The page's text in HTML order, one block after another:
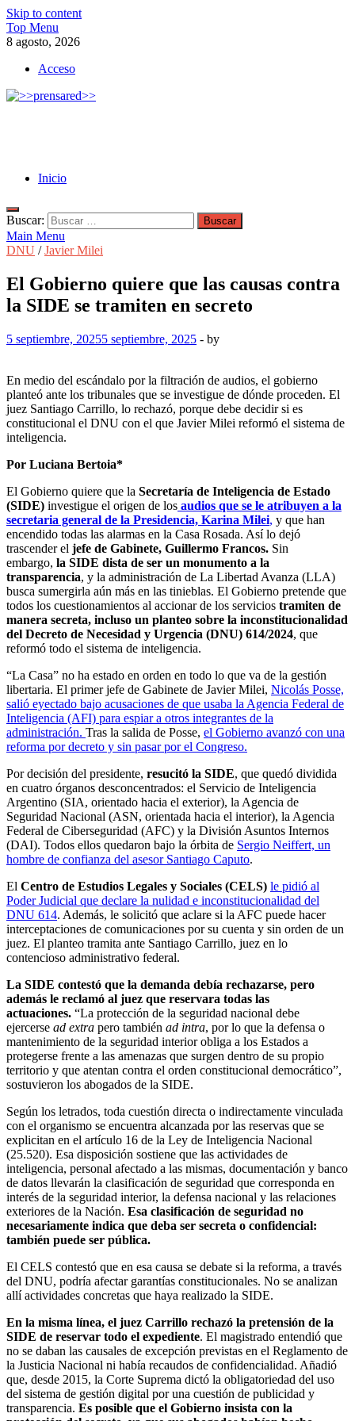
Skip to content
Top Menu
8 agosto, 2026
Acceso
Inicio
Buscar:
Main Menu
DNU /Javier Milei
El Gobierno quiere que las causas contra
la SIDE se tramiten en secreto
5 septiembre, 20255 septiembre, 2025 - by
En medio del escándalo por la filtración de audios, el gobierno
planteó ante los tribunales que se investigue de dónde proceden. El
juez Santiago Carrillo, lo rechazó, porque debe decidir si es
constitucional el DNU con el que Javier Milei reformó el sistema de
inteligencia.
Por Luciana Bertoia*
El Gobierno quiere que la Secretaría de Inteligencia de Estado
(SIDE) investigue el origen de los audios que se le atribuyen a la
secretaria general de la Presidencia, Karina Milei, y que han
encendido todas las alarmas en la Casa Rosada. Así lo dejó
trascender el jefe de Gabinete, Guillermo Francos. Sin
embargo, la SIDE dista de ser un monumento a la
transparencia, y la administración de La Libertad Avanza (LLA)
busca sumergirla aún más en las tinieblas. El Gobierno pretende que
todos los cuestionamientos al accionar de los servicios tramiten de
manera secreta, incluso un planteo sobre la inconstitucionalidad
del Decreto de Necesidad y Urgencia (DNU) 614/2024, que
reformó todo el sistema de inteligencia.
“La Casa” no ha estado en orden en todo lo que va de la gestión
libertaria. El primer jefe de Gabinete de Javier Milei, Nicolás Posse,
salió eyectado bajo acusaciones de que usaba la Agencia Federal de
Inteligencia (AFI) para espiar a otros integrantes de la
administración. Tras la salida de Posse, el Gobierno avanzó con una
reforma por decreto y sin pasar por el Congreso.
Por decisión del presidente, resucitó la SIDE, que quedó dividida
en cuatro órganos desconcentrados: el Servicio de Inteligencia
Argentino (SIA, orientado hacia el exterior), la Agencia de
Seguridad Nacional (ASN, orientada hacia el interior), la Agencia
Federal de Ciberseguridad (AFC) y la División Asuntos Internos
(DAI). Todos ellos quedaron bajo la órbita de Sergio Neiffert, un
hombre de confianza del asesor Santiago Caputo.
El Centro de Estudios Legales y Sociales (CELS) le pidió al
Poder Judicial que declare la nulidad e inconstitucionalidad del
DNU 614. Además, le solicitó que aclare si la AFC puede hacer
interceptaciones de comunicaciones por su cuenta y sin orden de un
juez. El planteo tramita ante Santiago Carrillo, juez en lo
contencioso administrativo federal.
La SIDE contestó que la demanda debía rechazarse, pero
además le reclamó al juez que reservara todas las
actuaciones. “La protección de la seguridad nacional debe
ejercerse ad extra pero también ad intra, por lo que la defensa o
mantenimiento de la seguridad interior obliga a los Estados a
protegerse frente a las amenazas que surgen dentro de su propio
territorio y que atentan contra el orden constitucional democrático”,
sostuvieron los abogados de la SIDE.
Según los letrados, toda cuestión directa o indirectamente vinculada
con el organismo se encuentra alcanzada por las reservas que se
explicitan en el artículo 16 de la Ley de Inteligencia Nacional
(25.520). Esa disposición sostiene que las actividades de
inteligencia, personal afectado a las mismas, documentación y banco
de datos llevarán la clasificación de seguridad que corresponda en
interés de la seguridad interior, la defensa nacional y las relaciones
exteriores de la Nación. Esa clasificación de seguridad no
necesariamente indica que deba ser secreta o confidencial:
también puede ser pública.
El CELS contestó que en esa causa se debate si la reforma, a través
del DNU, podría afectar garantías constitucionales. No se analizan
allí actividades concretas que haya realizado la SIDE.
En la misma línea, el juez Carrillo rechazó la pretensión de la
SIDE de reservar todo el expediente. El magistrado entendió que
no se daban las causales de excepción previstas en el Reglamento de
la Justicia Nacional ni había recaudos de confidencialidad. Añadió
que, desde 2015, la Corte Suprema dictó la obligatoriedad del uso
del sistema de gestión digital por una cuestión de publicidad y
transparencia. Es posible que el Gobierno insista con la